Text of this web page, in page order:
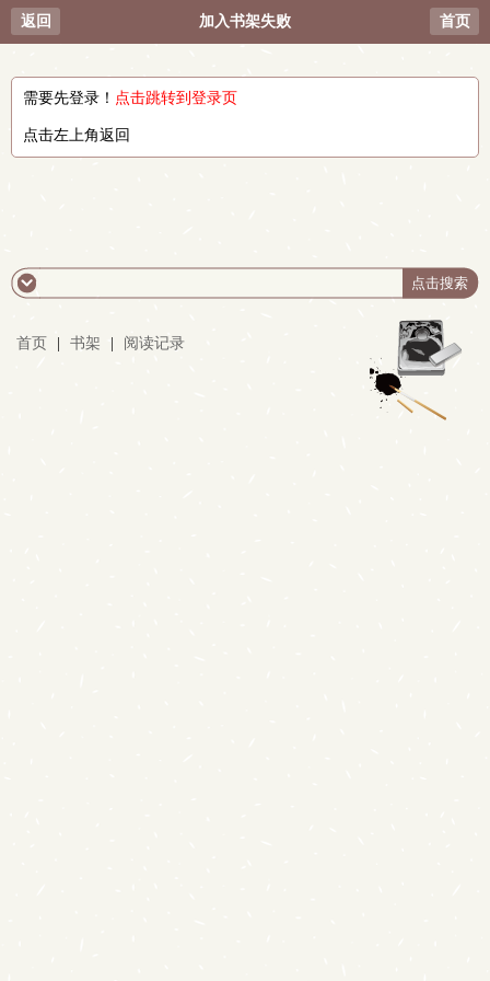
返回 加入书架失败 首页
需要先登录！ 点击跳转到登录页
点击左上角返回
首页 书架 阅读记录